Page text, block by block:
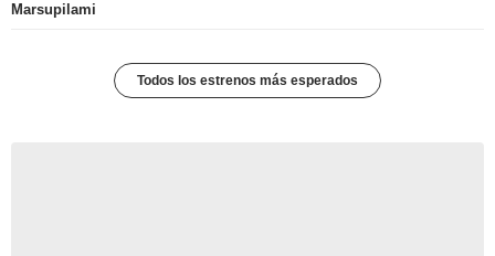
Marsupilami
Todos los estrenos más esperados